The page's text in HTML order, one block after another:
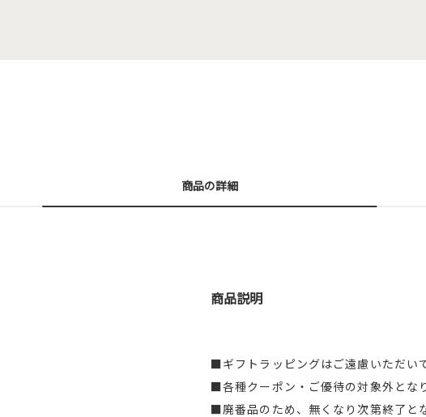
商品の詳細
商品説明
■ギフトラッピングはご遠慮いただい
■各種クーポン・ご優待の対象外とな
■廃番品のため、無くなり次第終了と